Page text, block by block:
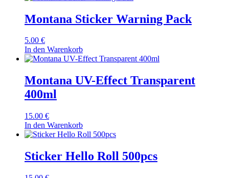
Montana Sticker Warning Pack
5.00 €
In den Warenkorb
Montana UV-Effect Transparent
400ml
15.00 €
In den Warenkorb
Sticker Hello Roll 500pcs